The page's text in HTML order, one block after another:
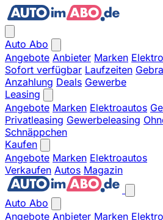
Auto Abo
Angebote Anbieter Marken
Sofort verfügbar Laufzeiten
Anzahlung Deals Gewerbe
Leasing
Angebote Marken Elektroautos
Privatleasing Gewerbeleasing
Schnäppchen
Kaufen
Angebote Marken Elektroautos
Verkaufen Autos Magazin
Auto Abo
Angebote Anbieter Marken